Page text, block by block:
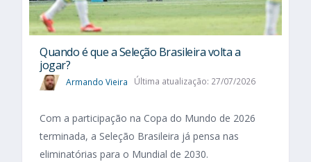
Quando é que a Seleção Brasileira volta a
jogar?
Armando Vieira Última atualização: 27/07/2026
Com a participação na Copa do Mundo de 2026
terminada, a Seleção Brasileira já pensa nas
eliminatórias para o Mundial de 2030.